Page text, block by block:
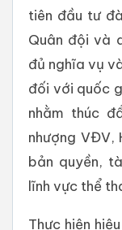
tiên đầu tư
Quân đội và
đủ nghĩa vụ
đối với quốc
nhằm thúc
nhượng VĐV,
bản quyền,
lĩnh vực thể
Thực hiện